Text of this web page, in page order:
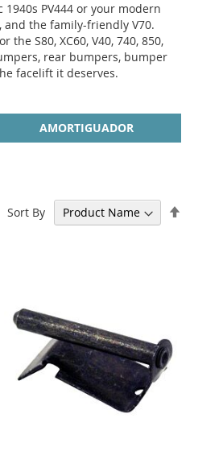
PV444 or your modern
and the family-friendly V70.
S80, XC60, V40, 740, 850,
rear bumpers, bumper
facelift it deserves.
AMORTIGUADOR
Sort By